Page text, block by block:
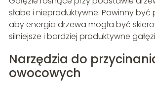
słabe i nieproduktywne. Powinny być
aby energia drzewa mogła być
silniejsze i bardziej produktywne
Narzędzia do
owocowych